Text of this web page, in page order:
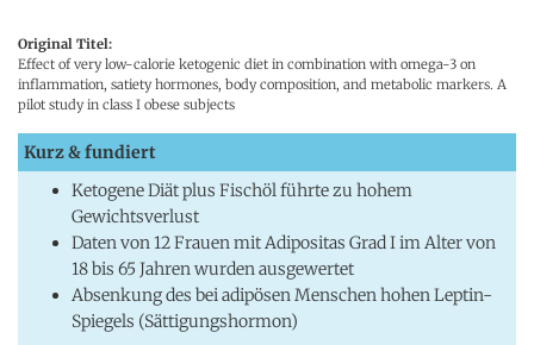
Original Titel:
Effect of very low-calorie ketogenic diet in combination with omega-3 on
inflammation, satiety hormones, body composition, and metabolic markers. A
pilot study in class I obese subjects
Kurz & fundiert
Ketogene Diät plus Fischöl führte zu hohem
Gewichtsverlust
Daten von 12 Frauen mit Adipositas Grad I im Alter von
18 bis 65 Jahren wurden ausgewertet
Absenkung des bei adipösen Menschen hohen Leptin-
Spiegels (Sättigungshormon)